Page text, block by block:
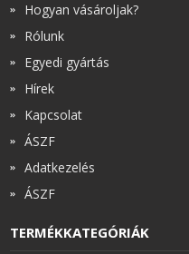
Hogyan vásároljak?
Rólunk
Egyedi gyártás
Hírek
Kapcsolat
ÁSZF
Adatkezelés
ÁSZF
TERMÉKKATEGÓRIÁK